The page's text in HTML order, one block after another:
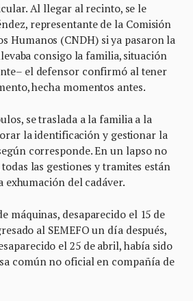
Al llegar al recinto, se le
representante de la Comisión
Humanos (CNDH) si ya pasaron la
consigo la familia, situación
el defensor confirmó al tener
hecha momentos antes.
se traslada a la familia a la
la identificación y gestionar la
corresponde. En un lapso no
las gestiones y tramites están
exhumación del cadáver.
máquinas, desaparecido el 15 de
al SEMEFO un día después,
el 25 de abril, había sido
común no oficial en compañía de